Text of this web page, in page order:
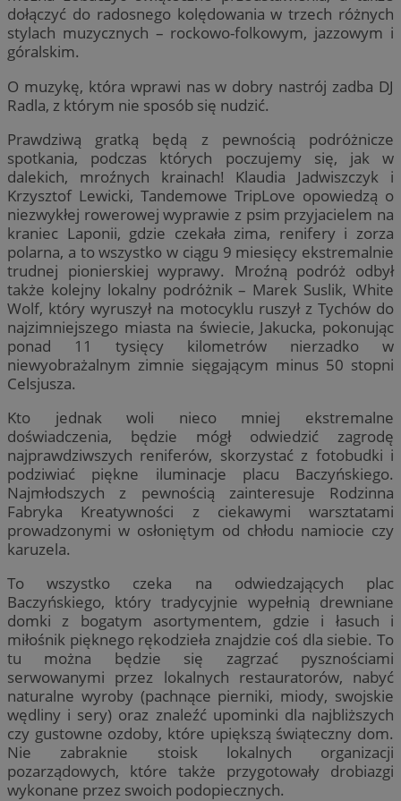
dołączyć do radosnego kolędowania w trzech różnych
stylach muzycznych – rockowo-folkowym, jazzowym i
góralskim.
O muzykę, która wprawi nas w dobry nastrój zadba DJ
Radla, z którym nie sposób się nudzić.
Prawdziwą gratką będą z pewnością podróżnicze
spotkania, podczas których poczujemy się, jak w
dalekich, mroźnych krainach! Klaudia Jadwiszczyk i
Krzysztof Lewicki, Tandemowe TripLove opowiedzą o
niezwykłej rowerowej wyprawie z psim przyjacielem na
kraniec Laponii, gdzie czekała zima, renifery i zorza
polarna, a to wszystko w ciągu 9 miesięcy ekstremalnie
trudnej pionierskiej wyprawy. Mroźną podróż odbył
także kolejny lokalny podróżnik – Marek Suslik, White
Wolf, który wyruszył na motocyklu ruszył z Tychów do
najzimniejszego miasta na świecie, Jakucka, pokonując
ponad 11 tysięcy kilometrów nierzadko w
niewyobrażalnym zimnie sięgającym minus 50 stopni
Celsjusza.
Kto jednak woli nieco mniej ekstremalne
doświadczenia, będzie mógł odwiedzić zagrodę
najprawdziwszych reniferów, skorzystać z fotobudki i
podziwiać piękne iluminacje placu Baczyńskiego.
Najmłodszych z pewnością zainteresuje Rodzinna
Fabryka Kreatywności z ciekawymi warsztatami
prowadzonymi w osłoniętym od chłodu namiocie czy
karuzela.
To wszystko czeka na odwiedzających plac
Baczyńskiego, który tradycyjnie wypełnią drewniane
domki z bogatym asortymentem, gdzie i łasuch i
miłośnik pięknego rękodzieła znajdzie coś dla siebie. To
tu można będzie się zagrzać pysznościami
serwowanymi przez lokalnych restauratorów, nabyć
naturalne wyroby (pachnące pierniki, miody, swojskie
wędliny i sery) oraz znaleźć upominki dla najbliższych
czy gustowne ozdoby, które upiększą świąteczny dom.
Nie zabraknie stoisk lokalnych organizacji
pozarządowych, które także przygotowały drobiazgi
wykonane przez swoich podopiecznych.